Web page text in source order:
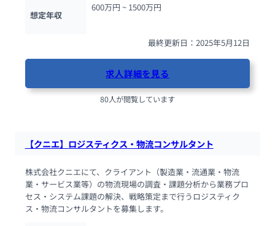
想定年収
600万円 ~ 1500万円
最終更新日：2025年5月12日
求人詳細を見る
80人が閲覧しています
【クニエ】ロジスティクス・物流コンサルタント
株式会社クニエにて、クライアント（製造業・流通業・物流
業・サービス業等）の物流現場の調査・課題分析から業務プロ
セス・システム課題の解決、戦略策定まで行うロジスティク
ス・物流コンサルタントを募集します。